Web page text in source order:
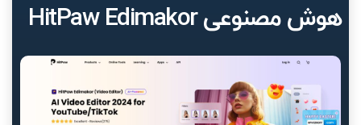
هوش مصنوعی HitPaw Edimakor